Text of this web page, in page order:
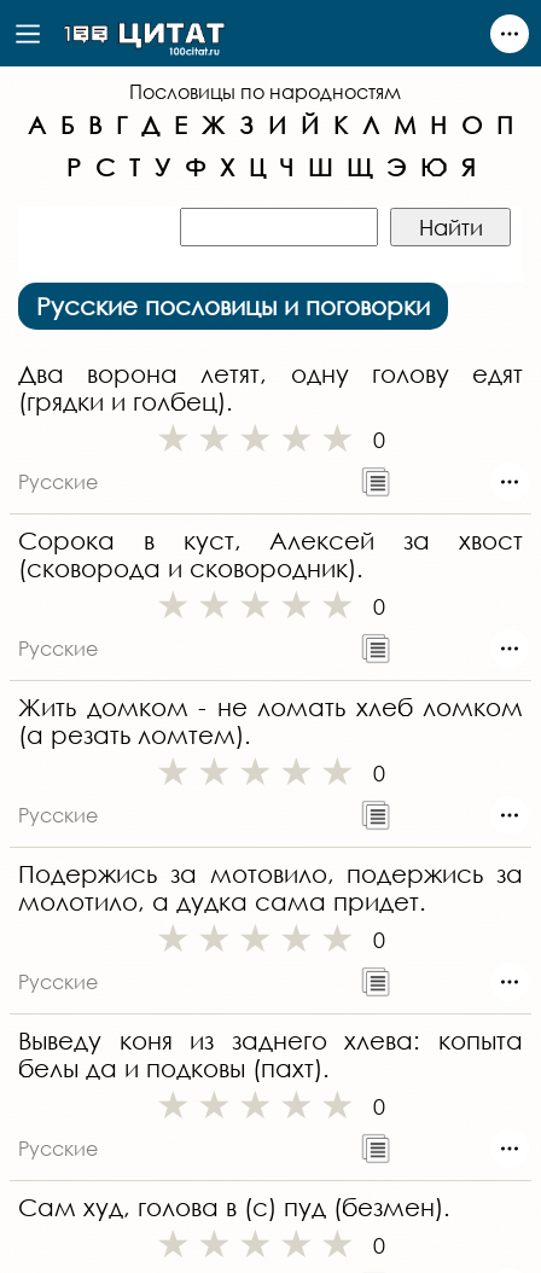
Пословицы по народностям
А Б В Г Д Е Ж З И Й К Л М Н О П
Р С Т У Ф Х Ц Ч Ш Щ Э Ю Я
Русские пословицы и поговорки
Два ворона летят, одну голову едят
(грядки и голбец).
0
Русские
Сорока в куст, Алексей за хвост
(сковорода и сковородник).
0
Русские
Жить домком - не ломать хлеб ломком
(а резать ломтем).
0
Русские
Подержись за мотовило, подержись за
молотило, а дудка сама придет.
0
Русские
Выведу коня из заднего хлева: копыта
белы да и подковы (пахт).
0
Русские
Сам худ, голова в (с) пуд (безмен).
0